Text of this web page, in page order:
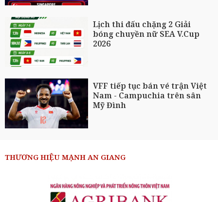
Lịch thi đấu chặng 2 Giải
bóng chuyền nữ SEA V.Cup
2026
VFF tiếp tục bán vé trận Việt
Nam - Campuchia trên sân
Mỹ Đình
THƯƠNG HIỆU MẠNH AN GIANG